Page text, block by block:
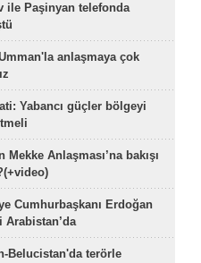
ile Paşinyan telefonda
anlaşmaya çok
Yabancı güçler bölgeyi
Mekke Anlaşması’na bakışı
Cumhurbaşkanı Erdoğan
Arabistan’da
Belucistan'da terörle